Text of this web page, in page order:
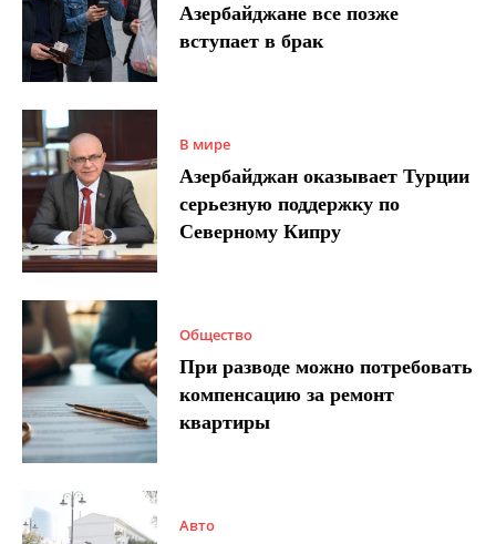
Азербайджане все позже
вступает в брак
В мире
Азербайджан оказывает Турции
серьезную поддержку по
Северному Кипру
Общество
При разводе можно потребовать
компенсацию за ремонт
квартиры
Авто